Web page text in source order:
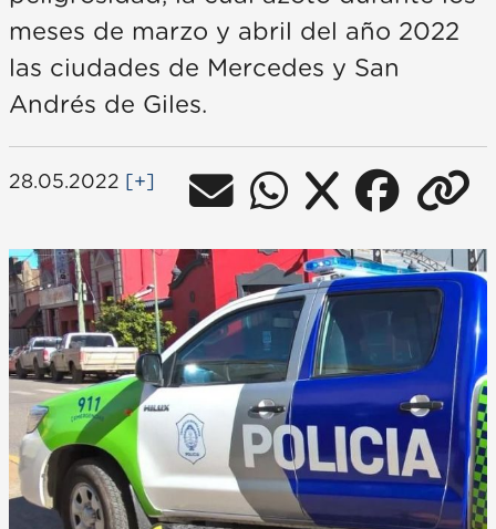
meses de marzo y abril del año 2022
las ciudades de Mercedes y San
Andrés de Giles.
28.05.2022 [+]